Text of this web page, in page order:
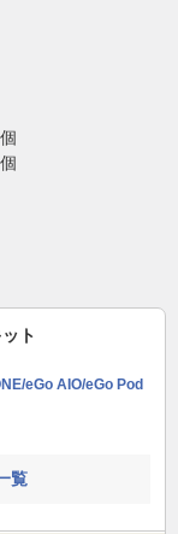
ト
eGo AIO/eGo Pod
覧